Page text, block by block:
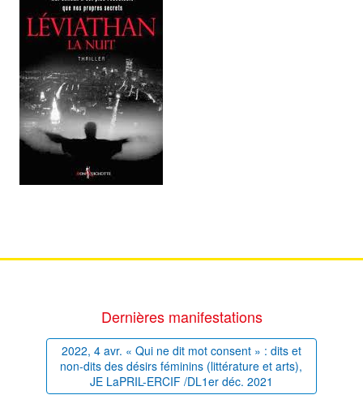
Dernières manifestations
2022, 4 avr. « Qui ne dit mot consent » : dits et
non-dits des désirs féminins (littérature et arts),
JE LaPRIL-ERCIF /DL1er déc. 2021